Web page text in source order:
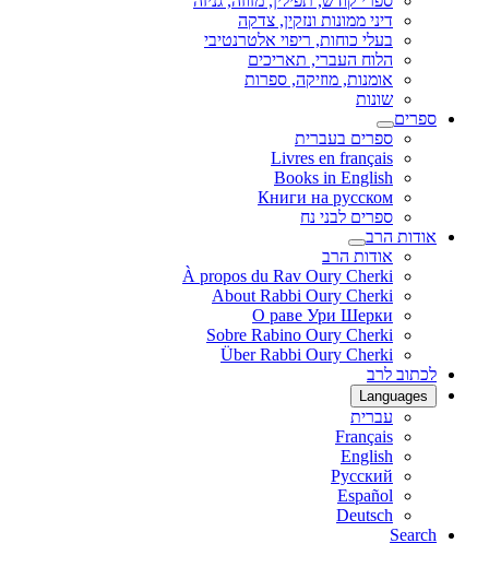
דיני ממונות ונזקין, צדקה
בעלי כוחות, ריפוי אלטרנטיבי
הלוח העברי, תאריכים
אומנות, מוזיקה, ספרות
שונות
ספרים
ספרים בעברית
Livres en français
Books in English
Книги на русском
ספרים לבני נח
אודות הרב
אודות הרב
À propos du Rav Oury Cherki
About Rabbi Oury Cherki
О раве Ури Шерки
Sobre Rabino Oury Cherki
Über Rabbi Oury Cherki
לכתוב לרב
Languages
עברית
Français
English
Русский
Español
Deutsch
Search